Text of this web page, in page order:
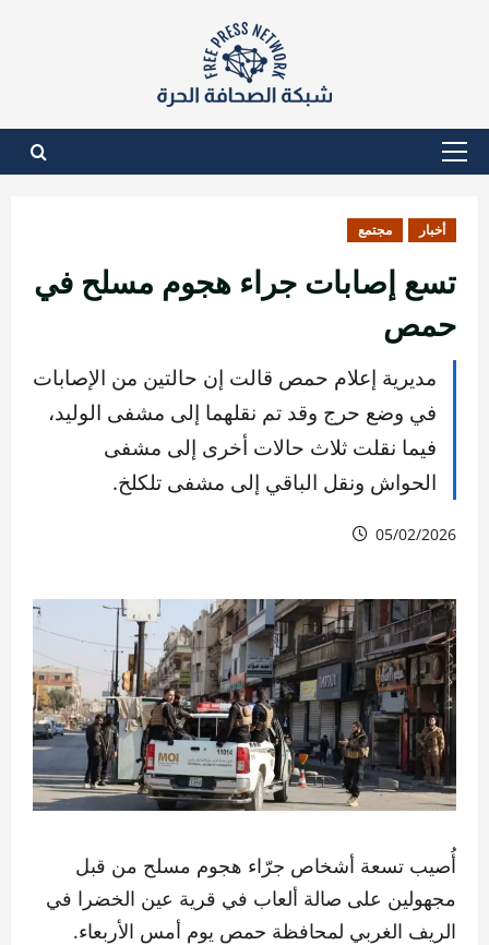
القائمة
أخبار مجتمع
تسع إصابات جراء هجوم مسلح في
حمص
مديرية إعلام حمص قالت إن حالتين من الإصابات
في وضع حرج وقد تم نقلهما إلى مشفى الوليد،
فيما نقلت ثلاث حالات أخرى إلى مشفى
الحواش ونقل الباقي إلى مشفى تلكلخ.
05/02/2026
أُصيب تسعة أشخاص جرّاء هجوم مسلح من قبل
مجهولين على صالة ألعاب في قرية عين الخضرا في
الريف الغربي لمحافظة حمص يوم أمس الأربعاء.